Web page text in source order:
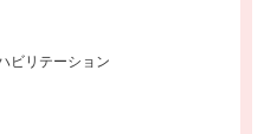
ビリテーション